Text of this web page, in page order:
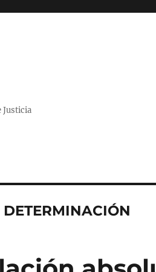
Justicia
DETERMINACIÓN